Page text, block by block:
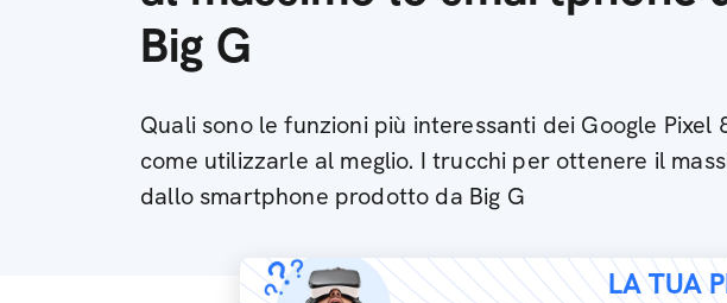
Big G
Quali sono le funzioni più interessanti dei Google Pixel
come utilizzarle al meglio. I trucchi per ottenere il
dallo smartphone prodotto da Big G
LA TUA